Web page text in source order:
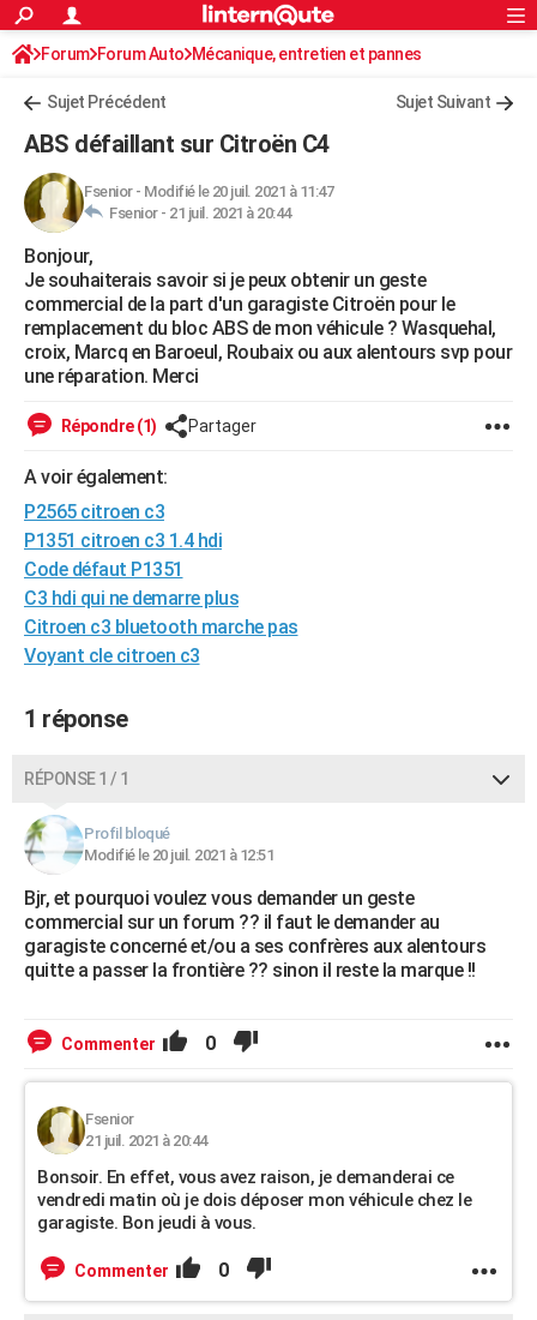
ACTUALITÉS
Politique
Société
Faits Divers
Education
Monde
Villes
+
FINANCE
Retraite
Impôts
Epargne
Immobilier
Risques naturels par ville
Banque
Assurance
Crédit
AUTO
Essais
Réserver un essai
Citadines
Berlines
SUV
Forum auto
+HIGH-TECH
Mobiles
Meilleur smartphone
Internet
Ordinateurs
Jeux vidéo
Guide high-tech
+BRICOLAGE
Forum
Aménagement intérieur
Extérieur
Cuisine
Salle de bains
Jardinage
Rangement
WEEK-END
Guides de France
Escapades
Patrimoine
Expositions
Musées
Week-end nature
LIFESTYLE
SANTE
Alimentation
Guide de la santé
Maladies
Médicaments
Sommeil
VOYAGE
Destinations
City break
Voyage nature
Voyage de noces
Forum
Climat
+PHOTO
GUIDES D'ACHAT
BONS PLANS
CARTE DE VOEUX
COPAINS D'AVANT
S'inscrire
Se connecter
Lycées
Collèges
Primaires
Universités
Entreprises
Service militaire
Avis de recherche
AVIS DE DÉCÈS
FORUM
Rechercher
S'inscrire
Connexion
Forum Forum Auto Mécanique, entretien et pannes
Sujet Précédent Sujet Suivant
ABS défaillant sur Citroën C4
Fsenior- Modifié le 20 juil. 2021 à 11:47
Fsenior - 21 juil. 2021 à 20:44
Bonjour,
Je souhaiterais savoir si je peux obtenir un geste
commercial de la part d'un garagiste Citroën pour le
remplacement du bloc ABS de mon véhicule ? Wasquehal,
croix, Marcq en Baroeul, Roubaix ou aux alentours svp pour
une réparation. Merci
Répondre (1) Partager
A voir également:
P2565 citroen c3
P1351 citroen c3 1.4 hdi
Code défaut P1351
C3 hdi qui ne demarre plus
Citroen c3 bluetooth marche pas
Voyant cle citroen c3
1 réponse
RÉPONSE 1 / 1
Profil bloqué
Modifié le 20 juil. 2021 à 12:51
Bjr, et pourquoi voulez vous demander un geste
commercial sur un forum ?? il faut le demander au
garagiste concerné et/ou a ses confrères aux alentours
quitte a passer la frontière ?? sinon il reste la marque !!
Commenter 0
Fsenior
21 juil. 2021 à 20:44
Bonsoir. En effet, vous avez raison, je demanderai ce
vendredi matin où je dois déposer mon véhicule chez le
garagiste. Bon jeudi à vous.
Commenter 0